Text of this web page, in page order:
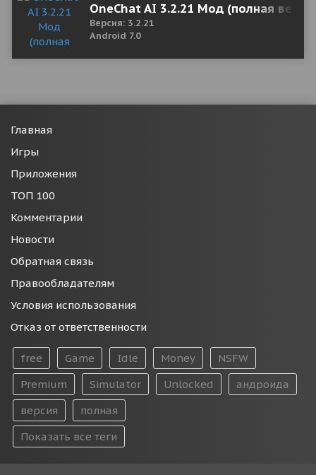
OneChat AI 3.2.21 Мод (полная
Версия: 3.2.21
Android 7.0
Главная
Игры
Приложения
ТОП 100
Комментарии
Новости
Обратная связь
Правообладателям
Условия использования
Отказ от ответственности
free Game Idle Money
NSFW
Premium
Simulator Unlocked
андроида
версия
полная
Показать все теги